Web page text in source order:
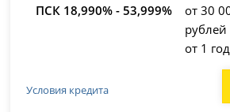
ПСК 18,990% - 53,999%
от 30
рублей
от 1
Условия кредита